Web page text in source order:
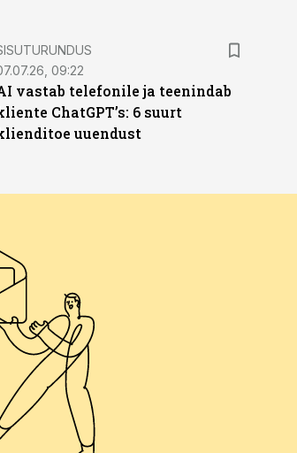
ST
09:22
vastab telefonile ja teenindab
ChatGPT’s: 6 suurt
uuendust